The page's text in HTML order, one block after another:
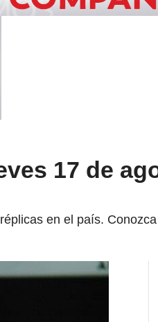
17 de
en el país.